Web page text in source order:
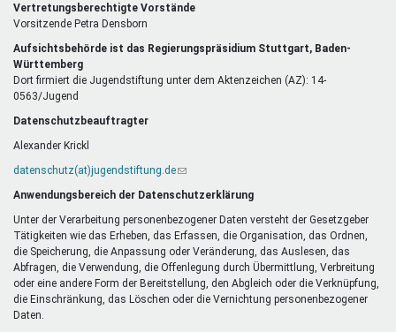
Mail)
extern)
Vertretungsberechtigte Vorstände
Vorsitzende Petra Densborn
Aufsichtsbehörde ist das Regierungspräsidium Stuttgart, Baden-
Württemberg
Dort firmiert die Jugendstiftung unter dem Aktenzeichen (AZ): 14-
0563/Jugend
Datenschutzbeauftragter
Alexander Krickl
datenschutz(at)jugendstiftung.de(Link
E-
Mail)
Anwendungsbereich der Datenschutzerklärung
Unter der Verarbeitung personenbezogener Daten versteht der Gesetzgeber
Tätigkeiten wie das Erheben, das Erfassen, die Organisation, das Ordnen,
die Speicherung, die Anpassung oder Veränderung, das Auslesen, das
Abfragen, die Verwendung, die Offenlegung durch Übermittlung, Verbreitung
oder eine andere Form der Bereitstellung, den Abgleich oder die Verknüpfung,
die Einschränkung, das Löschen oder die Vernichtung personenbezogener
Daten.